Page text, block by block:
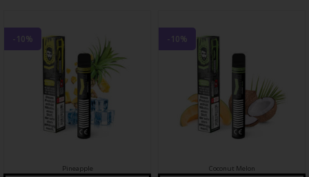
-10%
Pineapple
-10%
Coconut Melon